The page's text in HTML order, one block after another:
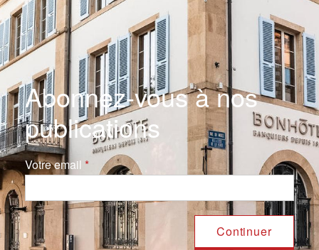
Abonnez-vous à nos
publications
Votre email